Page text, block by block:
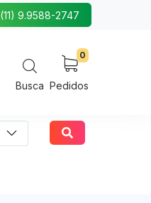
(11) 9.9588-2747
Busca
0
Pedidos